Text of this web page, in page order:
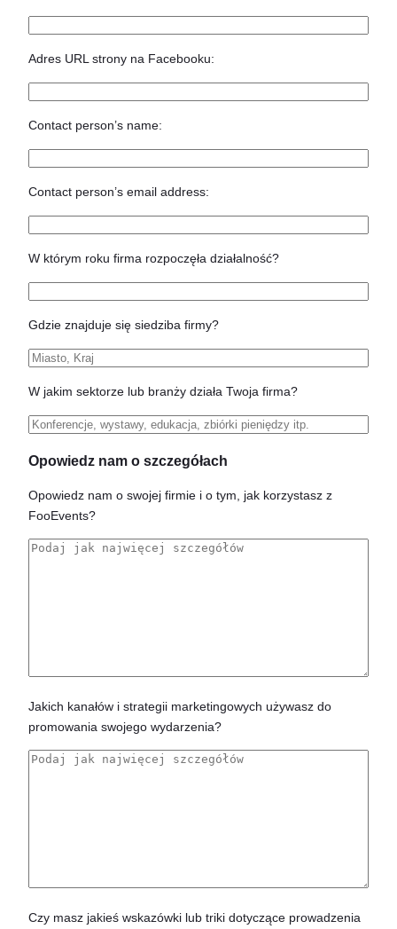
Adres URL strony na Facebooku:
Contact person’s name:
Contact person’s email address:
W którym roku firma rozpoczęła działalność?
Gdzie znajduje się siedziba firmy?
W jakim sektorze lub branży działa Twoja firma?
Opowiedz nam o szczegółach
Opowiedz nam o swojej firmie i o tym, jak korzystasz z
FooEvents?
Jakich kanałów i strategii marketingowych używasz do
promowania swojego wydarzenia?
Czy masz jakieś wskazówki lub triki dotyczące prowadzenia